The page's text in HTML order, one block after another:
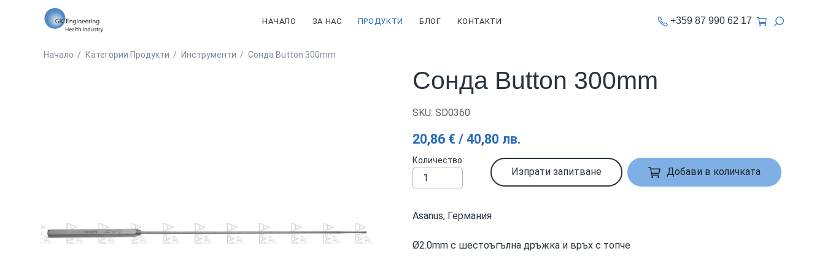
НАЧАЛО ЗА НАС ПРОДУКТИ БЛОГ КОНТАКТИ +359 87 990 62 17
Начало / Категории Продукти / Инструменти / Сонда Button 300mm
Сонда Button 300mm
SKU: SD0360
20,86 € / 40,80 лв.
Количество
Изпрати запитване Добави в количката
Asanus, Германия
Ø2.0mm с шестоъгълна дръжка и връх с топче